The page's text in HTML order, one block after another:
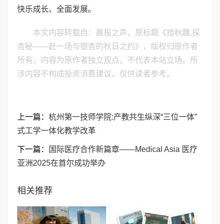
快乐成长、全面发展。
本文内容转载自：晨报之声，原标题《拾秋趣,探
杏秘——赴一场与银杏的秋日之约》，版权归原作者
所有，内容为原作者独立观点，不代表本站立场。所
涉内容不构成投资消费建议，仅供读者参考。
上一篇： 杭州第一技师学院:产教共生纵深“三位一体”
式工学一体化教学改革
下一篇：
国际医疗合作新篇章——Medical Asia 医疗
亚洲2025在首尔成功举办
相关推荐